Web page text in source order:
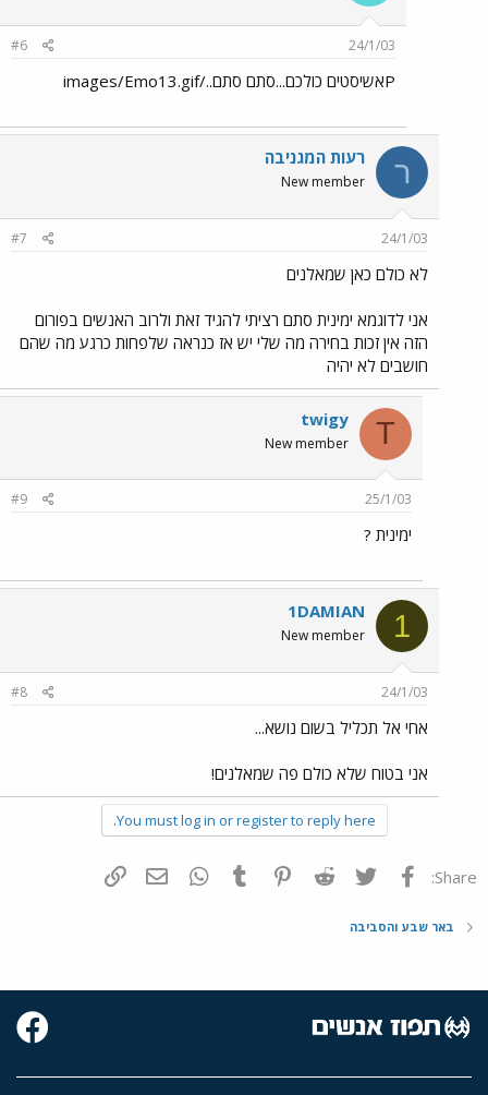
24/1/03
#6
Pאשיסטים כולכם...סתם סתם../images/Emo13.gif
ר רעות המגניבה
New member
24/1/03
#7
לא כולם כאן שמאלנים
אני לדוגמא ימינית סתם רציתי להגיד זאת ולרוב האנשים בפורום
הזה אין זכות בחירה מה שלי יש אז כנראה שלפחות כרגע מה שהם
חושבים לא יהיה
T
twigy
New member
25/1/03
#9
ימינית ?
1
1DAMIAN
New member
24/1/03
#8
אחי אל תכליל בשום נושא...
אני בטוח שלא כולם פה שמאלנים!
You must log in or register to reply here.
Share: פייסבוק Twitter
Reddit
Pinterest
Tumblr
WhatsAppדואר אלקטרוני
באר שבע והסביבה